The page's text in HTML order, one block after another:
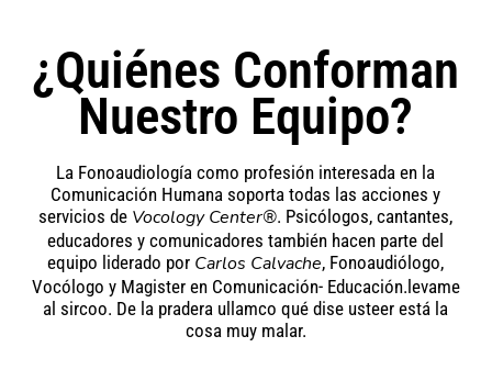
¿Quiénes Conforman
Nuestro Equipo?
La Fonoaudiología como profesión interesada en la
Comunicación Humana soporta todas las acciones y
servicios de Vocology Center®. Psicólogos, cantantes,
educadores y comunicadores también hacen parte del
equipo liderado por Carlos Calvache, Fonoaudiólogo,
Vocólogo y Magister en Comunicación- Educación.levame
al sircoo. De la pradera ullamco qué dise usteer está la
cosa muy malar.